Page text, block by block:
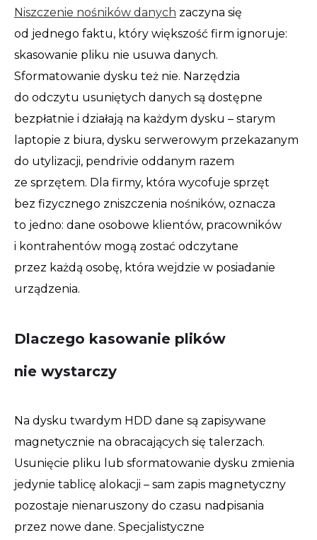
Niszczenie nośników danych zaczyna się
od jednego faktu, który większość firm ignoruje:
skasowanie pliku nie usuwa danych.
Sformatowanie dysku też nie. Narzędzia
do odczytu usuniętych danych są dostępne
bezpłatnie i działają na każdym dysku – starym
laptopie z biura, dysku serwerowym przekazanym
do utylizacji, pendrivie oddanym razem
ze sprzętem. Dla firmy, która wycofuje sprzęt
bez fizycznego zniszczenia nośników, oznacza
to jedno: dane osobowe klientów, pracowników
i kontrahentów mogą zostać odczytane
przez każdą osobę, która wejdzie w posiadanie
urządzenia.
Dlaczego kasowanie plików
nie wystarczy
Na dysku twardym HDD dane są zapisywane
magnetycznie na obracających się talerzach.
Usunięcie pliku lub sformatowanie dysku zmienia
jedynie tablicę alokacji – sam zapis magnetyczny
pozostaje nienaruszony do czasu nadpisania
przez nowe dane. Specjalistyczne